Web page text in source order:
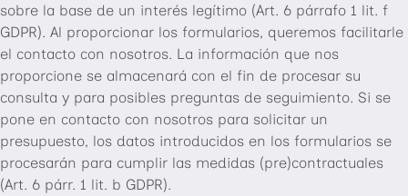
sobre la base de un interés legítimo (Art. 6 párrafo 1 lit. f
GDPR). Al proporcionar los formularios, queremos facilitarle
el contacto con nosotros. La información que nos
proporcione se almacenará con el fin de procesar su
consulta y para posibles preguntas de seguimiento. Si se
pone en contacto con nosotros para solicitar un
presupuesto, los datos introducidos en los formularios se
procesarán para cumplir las medidas (pre)contractuales
(Art. 6 párr. 1 lit. b GDPR).